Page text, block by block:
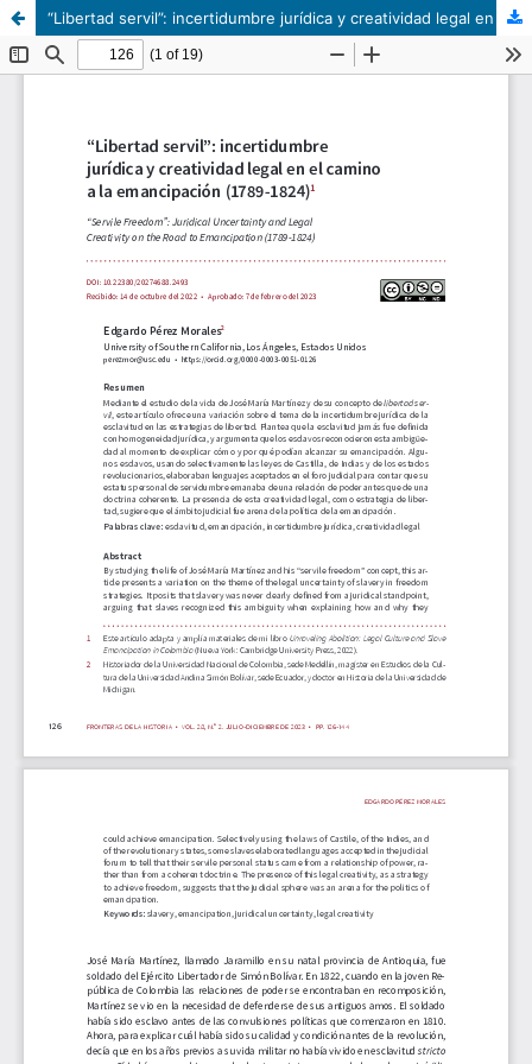
“Libertad servil”: incertidumbre jurídica y creatividad legal en el camino a la emancipación (1789-1824)